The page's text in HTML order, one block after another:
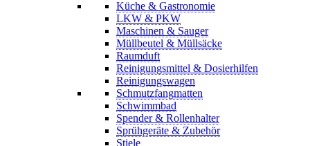
Küche & Gastronomie
LKW & PKW
Maschinen & Sauger
Müllbeutel & Müllsäcke
Raumduft
Reinigungsmittel & Dosierhilfen
Reinigungswagen
Schmutzfangmatten
Schwimmbad
Spender & Rollenhalter
Sprühgeräte & Zubehör
Stiele